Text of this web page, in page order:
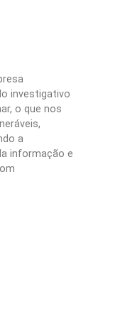
investigativo
o que nos
a
informação e